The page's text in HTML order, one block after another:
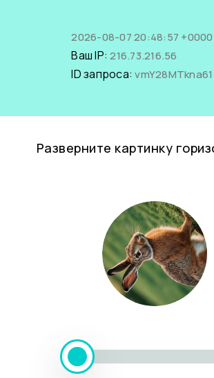
2026-08-07 20:48:57 +0000
Ваш IP:216.73.216.56
ID запроса:vmY28MTkna61
Разверните картинку